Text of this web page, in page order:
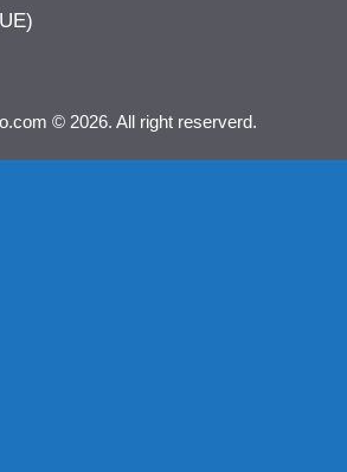
© 2026. All right reserverd.